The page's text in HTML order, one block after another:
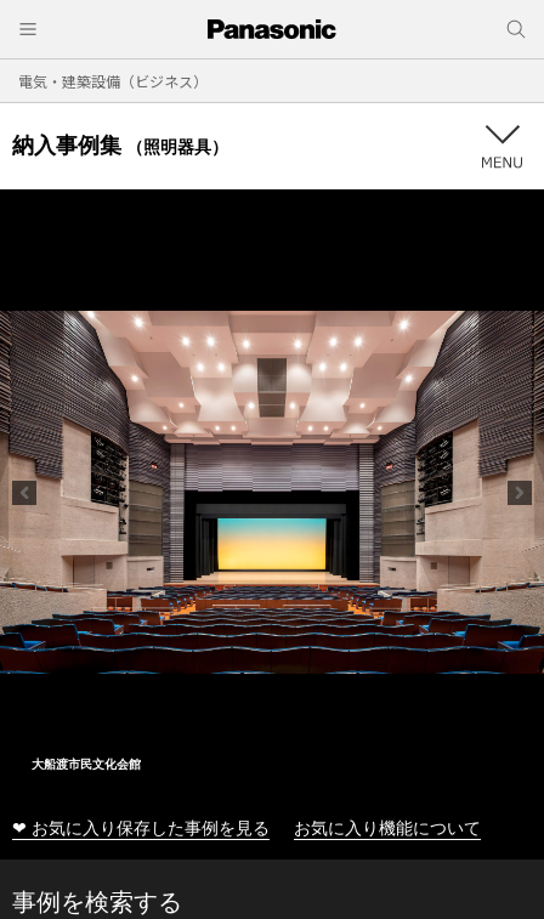
電気・建築設備（ビジネス）
納入事例集 （照明器具）
大船渡市民文化会館
❤ お気に入り保存した事例を見る お気に入り機能について
事例を検索する